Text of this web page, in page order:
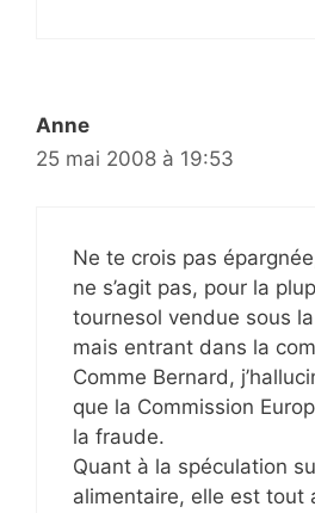
Anne
25 mai 2008 à 19:53
Ne te crois pas
ne s’agit pas, pour la
tournesol vendue sous
mais entrant dans la
Comme Bernard,
que la Commission
la fraude.
Quant à la spéculation
alimentaire, elle est tout